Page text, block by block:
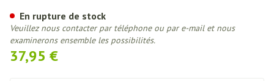
37,95 €
En rupture de stock
Veuillez nous contacter par téléphone ou par e-mail et nous
examinerons ensemble les possibilités.